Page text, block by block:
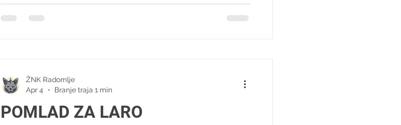
sezone podajajo s 15 zmagami in 47 točkami, cilj
potrdila tudi I
POMLAD ZA LARO
ŽNK Radomlje
Apr 4
Branje traja 1 min